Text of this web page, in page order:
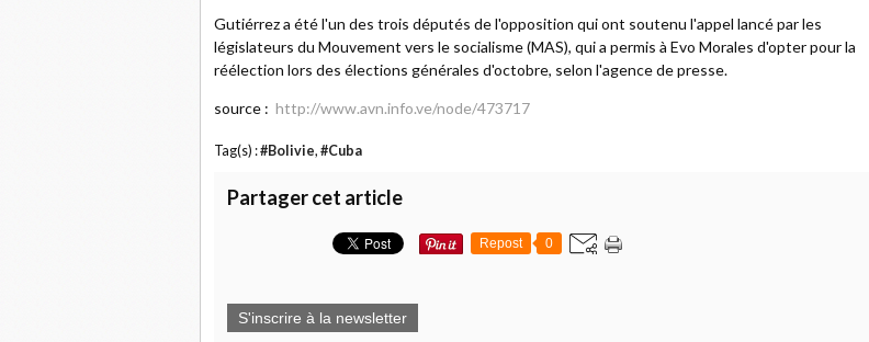
Gutiérrez a été l'un des trois députés de l'opposition qui ont soutenu l'appel lancé par les
législateurs du Mouvement vers le socialisme (MAS), qui a permis à Evo Morales d'opter pour la
réélection lors des élections générales d'octobre, selon l'agence de presse.
source : http://www.avn.info.ve/node/473717
Tag(s) :#Bolivie, #Cuba
Partager cet article
Repost 0
S'inscrire à la newsletter